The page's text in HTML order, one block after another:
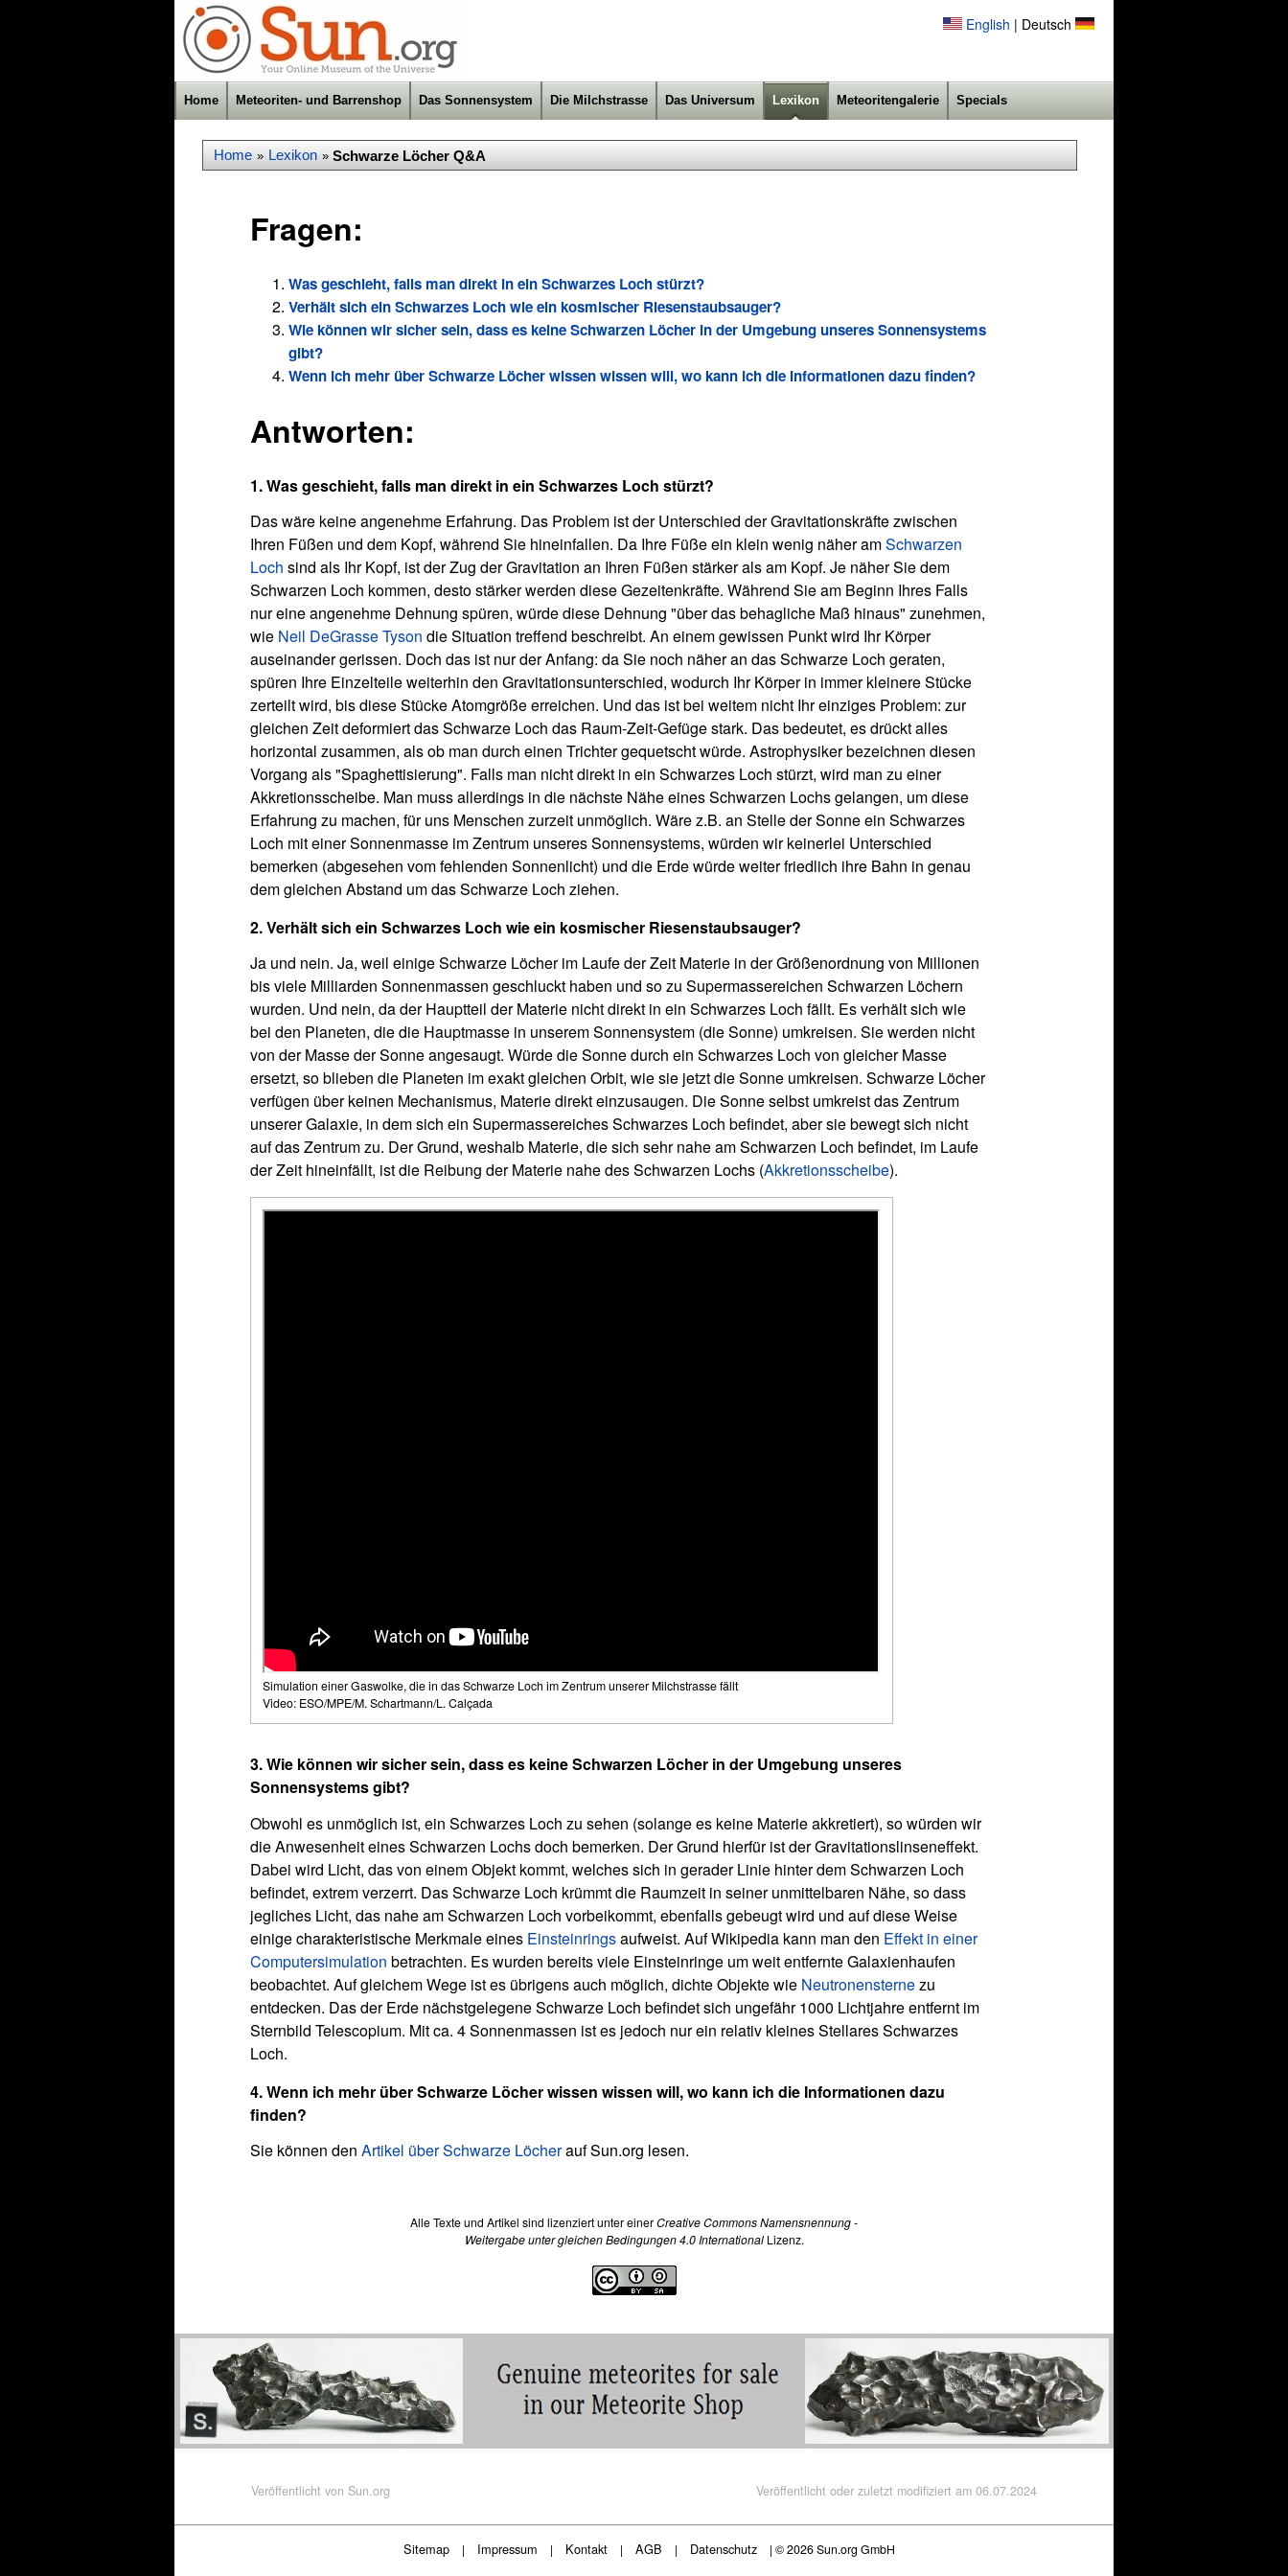
English | Deutsch
Home Meteoriten- und Barrenshop Das Sonnensystem Die Milchstrasse Das Universum Lexikon Meteoritengalerie Specials
Home » Lexikon » Schwarze Löcher Q&A
Fragen:
Was geschieht, falls man direkt in ein Schwarzes Loch stürzt?
Verhält sich ein Schwarzes Loch wie ein kosmischer Riesenstaubsauger?
Wie können wir sicher sein, dass es keine Schwarzen Löcher in der Umgebung unseres Sonnensystems
gibt?
Wenn ich mehr über Schwarze Löcher wissen wissen will, wo kann ich die Informationen dazu finden?
Antworten:
1. Was geschieht, falls man direkt in ein Schwarzes Loch stürzt?
Das wäre keine angenehme Erfahrung. Das Problem ist der Unterschied der Gravitationskräfte zwischen
Ihren Füßen und dem Kopf, während Sie hineinfallen. Da Ihre Füße ein klein wenig näher amSchwarzen
Loch sind als Ihr Kopf, ist der Zug der Gravitation an Ihren Füßen stärker als am Kopf. Je näher Sie dem
Schwarzen Loch kommen, desto stärker werden diese Gezeitenkräfte. Während Sie am Beginn Ihres Falls
nur eine angenehme Dehnung spüren, würde diese Dehnung "über das behagliche Maß hinaus" zunehmen,
wie Neil DeGrasse Tyson die Situation treffend beschreibt. An einem gewissen Punkt wird Ihr Körper
auseinander gerissen. Doch das ist nur der Anfang: da Sie noch näher an das Schwarze Loch geraten,
spüren Ihre Einzelteile weiterhin den Gravitationsunterschied, wodurch Ihr Körper in immer kleinere Stücke
zerteilt wird, bis diese Stücke Atomgröße erreichen. Und das ist bei weitem nicht Ihr einziges Problem: zur
gleichen Zeit deformiert das Schwarze Loch das Raum-Zeit-Gefüge stark. Das bedeutet, es drückt alles
horizontal zusammen, als ob man durch einen Trichter gequetscht würde. Astrophysiker bezeichnen diesen
Vorgang als "Spaghettisierung". Falls man nicht direkt in ein Schwarzes Loch stürzt, wird man zu einer
Akkretionsscheibe. Man muss allerdings in die nächste Nähe eines Schwarzen Lochs gelangen, um diese
Erfahrung zu machen, für uns Menschen zurzeit unmöglich. Wäre z.B. an Stelle der Sonne ein Schwarzes
Loch mit einer Sonnenmasse im Zentrum unseres Sonnensystems, würden wir keinerlei Unterschied
bemerken (abgesehen vom fehlenden Sonnenlicht) und die Erde würde weiter friedlich ihre Bahn in genau
dem gleichen Abstand um das Schwarze Loch ziehen.
2. Verhält sich ein Schwarzes Loch wie ein kosmischer Riesenstaubsauger?
Ja und nein. Ja, weil einige Schwarze Löcher im Laufe der Zeit Materie in der Größenordnung von Millionen
bis viele Milliarden Sonnenmassen geschluckt haben und so zu Supermassereichen Schwarzen Löchern
wurden. Und nein, da der Hauptteil der Materie nicht direkt in ein Schwarzes Loch fällt. Es verhält sich wie
bei den Planeten, die die Hauptmasse in unserem Sonnensystem (die Sonne) umkreisen. Sie werden nicht
von der Masse der Sonne angesaugt. Würde die Sonne durch ein Schwarzes Loch von gleicher Masse
ersetzt, so blieben die Planeten im exakt gleichen Orbit, wie sie jetzt die Sonne umkreisen. Schwarze Löcher
verfügen über keinen Mechanismus, Materie direkt einzusaugen. Die Sonne selbst umkreist das Zentrum
unserer Galaxie, in dem sich ein Supermassereiches Schwarzes Loch befindet, aber sie bewegt sich nicht
auf das Zentrum zu. Der Grund, weshalb Materie, die sich sehr nahe am Schwarzen Loch befindet, im Laufe
der Zeit hineinfällt, ist die Reibung der Materie nahe des Schwarzen Lochs (Akkretionsscheibe).
Simulation einer Gaswolke, die in das Schwarze Loch im Zentrum unserer Milchstrasse fällt
Video: ESO/MPE/M. Schartmann/L. Calçada
3. Wie können wir sicher sein, dass es keine Schwarzen Löcher in der Umgebung unseres
Sonnensystems gibt?
Obwohl es unmöglich ist, ein Schwarzes Loch zu sehen (solange es keine Materie akkretiert), so würden wir
die Anwesenheit eines Schwarzen Lochs doch bemerken. Der Grund hierfür ist der Gravitationslinseneffekt.
Dabei wird Licht, das von einem Objekt kommt, welches sich in gerader Linie hinter dem Schwarzen Loch
befindet, extrem verzerrt. Das Schwarze Loch krümmt die Raumzeit in seiner unmittelbaren Nähe, so dass
jegliches Licht, das nahe am Schwarzen Loch vorbeikommt, ebenfalls gebeugt wird und auf diese Weise
einige charakteristische Merkmale eines Einsteinringsaufweist. Auf Wikipedia kann man den Effekt in einer
Computersimulation betrachten. Es wurden bereits viele Einsteinringe um weit entfernte Galaxienhaufen
beobachtet. Auf gleichem Wege ist es übrigens auch möglich, dichte Objekte wie Neutronensternezu
entdecken. Das der Erde nächstgelegene Schwarze Loch befindet sich ungefähr 1000 Lichtjahre entfernt im
Sternbild Telescopium. Mit ca. 4 Sonnenmassen ist es jedoch nur ein relativ kleines Stellares Schwarzes
Loch.
4. Wenn ich mehr über Schwarze Löcher wissen wissen will, wo kann ich die Informationen dazu
finden?
Sie können den Artikel über Schwarze Löcherauf Sun.org lesen.
Alle Texte und Artikel sind lizenziert unter einerCreative Commons Namensnennung -
Weitergabe unter gleichen Bedingungen 4.0 InternationalLizenz.
Veröffentlicht von Sun.org Veröffentlicht oder zuletzt modifiziert am 06.07.2024
Sitemap | Impressum | Kontakt | AGB | Datenschutz | © 2026 Sun.org GmbH